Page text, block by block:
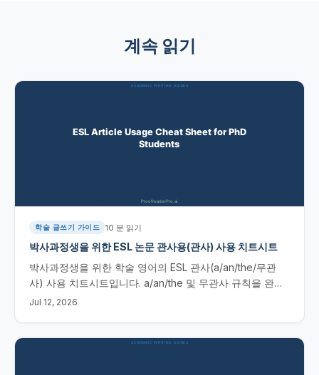
계속 읽기
학술 글쓰기 가이드 10 분 읽기
박사과정생을 위한 ESL 논문 관사용(관사) 사용 치트시트
박사과정생을 위한 학술 영어의 ESL 관사(a/an/the/무관
사) 사용 치트시트입니다. a/an/the 및 무관사 규칙을 완벽
히 익히고, 흔한 실수를 피하며, AI 도구로 오류를 빠르게 찾
Jul 12, 2026